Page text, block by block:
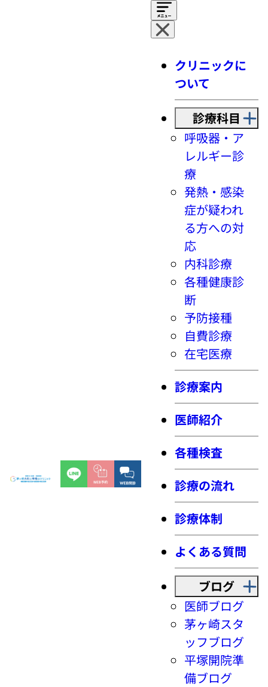
クリニックに
ついて
診療科目
呼吸器・ア
レルギー診
療
発熱・感染
症が疑われ
る方への対
応
内科診療
各種健康診
断
予防接種
自費診療
在宅医療
診療案内
医師紹介
各種検査
診療の流れ
診療体制
よくある質問
ブログ
医師ブログ
茅ヶ崎スタ
ッフブログ
平塚開院準
備ブログ